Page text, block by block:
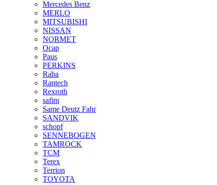
Mercedes Benz
MERLO
MITSUBISHI
NISSAN
NORMET
Ocap
Paus
PERKINS
Raba
Rantech
Rexroth
safim
Same Deutz Fahr
SANDVIK
schopf
SENNEBOGEN
TAMROCK
TCM
Terex
Terrion
TOYOTA